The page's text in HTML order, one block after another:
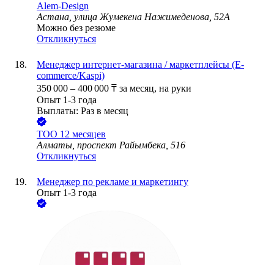
Alem-Design
Астана, улица Жумекена Нажимеденова, 52А
Можно без резюме
Откликнуться
Менеджер интернет-магазина / маркетплейсы (E-
commerce/Kaspi)
350 000 – 400 000 ₸ за месяц, на руки
Опыт 1-3 года
Выплаты: Раз в месяц
ТОО 12 месяцев
Алматы, проспект Райымбека, 516
Откликнуться
Менеджер по рекламе и маркетингу
Опыт 1-3 года